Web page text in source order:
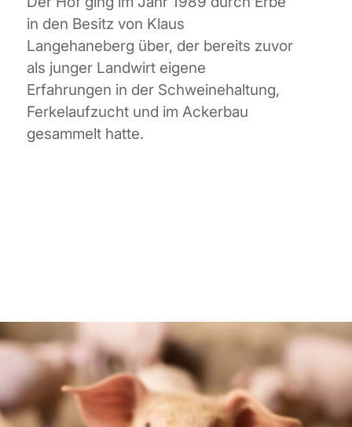
in den Besitz von Klaus
Langehaneberg über, der bereits zuvor
als junger Landwirt eigene
Erfahrungen in der Schweinehaltung,
Ferkelaufzucht und im Ackerbau
gesammelt hatte.